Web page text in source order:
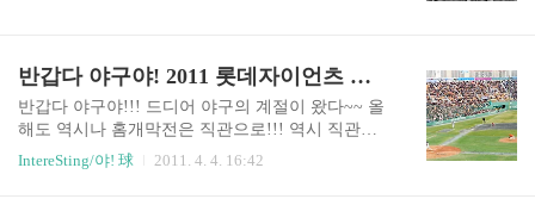
라운드에 나온 롯데 선수들 플레이오프 1차전 시구
는..
반갑다 야구야! 2011 롯데자이언츠 홈 개막전
반갑다 야구야!!! 드디어 야구의 계절이 왔다~~ 올
해도 역시나 홈개막전은 직관으로!!! 역시 직관이
제 맛! 어렵사리 1루P석으로 예매해놓고 늘 그렇듯
이 빠듯하게(-_-) 사직구장 도착 후다닥 먹을꺼리
IntereSting/야! 球 2011. 4. 4. 16:42